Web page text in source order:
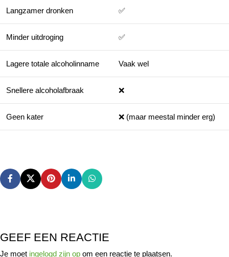
Langzamer dronken ✅
Minder uitdroging ✅
Lagere totale alcoholinname Vaak wel
Snellere alcoholafbraak ❌
Geen kater ❌ (maar meestal minder erg)
GEEF EEN REACTIE
Je moet ingelogd zijn op om een reactie te plaatsen.